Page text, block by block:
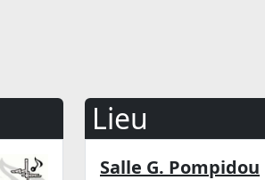
Lieu
Salle G. Pompidou